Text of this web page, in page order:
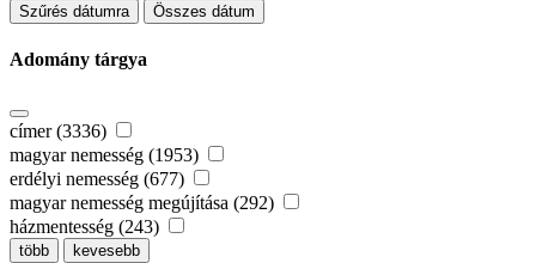
Szűrés dátumra Összes dátum
Adomány tárgya
címer (3336)
magyar nemesség (1953)
erdélyi nemesség (677)
magyar nemesség megújítása (292)
házmentesség (243)
több kevesebb